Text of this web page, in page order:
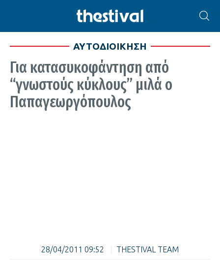
ΑΥΤΟΔΙΟΙΚΗΣΗ
Για κατασυκοφάντηση από
“γνωστούς κύκλους” μιλά ο
Παπαγεωργόπουλος
28/04/2011 09:52 THESTIVAL TEAM